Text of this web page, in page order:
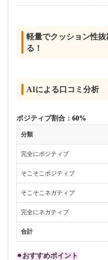
軽量でクッション性
る！
AIによる口コミ分析
ポジティブ割合： 60%
分類
完全にポジティブ
そこそこポジティブ
そこそこネガティブ
完全にネガティブ
合計
⚫︎おすすめポイント